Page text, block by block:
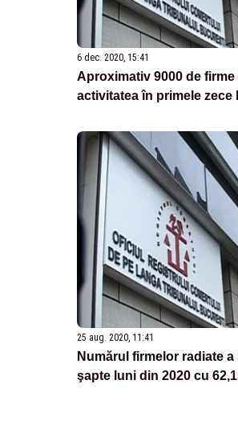
6 dec. 2020, 15:41
Aproximativ 9000 de
activitatea în primele zece
25 aug. 2020, 11:41
Numărul firmelor radiate
şapte luni din 2020 cu